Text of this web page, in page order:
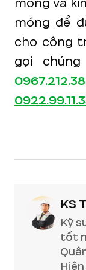
móng để
cho công
gọi
KS
Kỹ
tốt